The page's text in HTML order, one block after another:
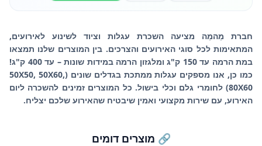
חברת מֵהמֵה מציעה השכרת עגלות וציוד לשינוע לאירועים,
המתאימות לכל סוגי האירועים והצרכים. בין המוצרים שלנו תמצאו
במת הרמה עד 150 ק"ג ומלגזון הרמה במידות שונות – עד 400 ק"ג!
כמו כן, אנו מספקים עגלות ממתכת בגדלים שונים (50X50, 50X60,
80X60) לחומרי גלם וכלי בישול. כל המוצרים זמינים להשכרה ליום
האירוע, עם שירות מקצועי ואמין שיבטיח שהאירוע שלכם יצליח.
🔗 מוצרים דומים